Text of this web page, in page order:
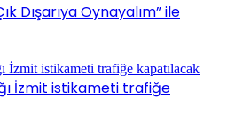
Dışarıya Oynayalım” ile
İzmit istikameti trafiğe